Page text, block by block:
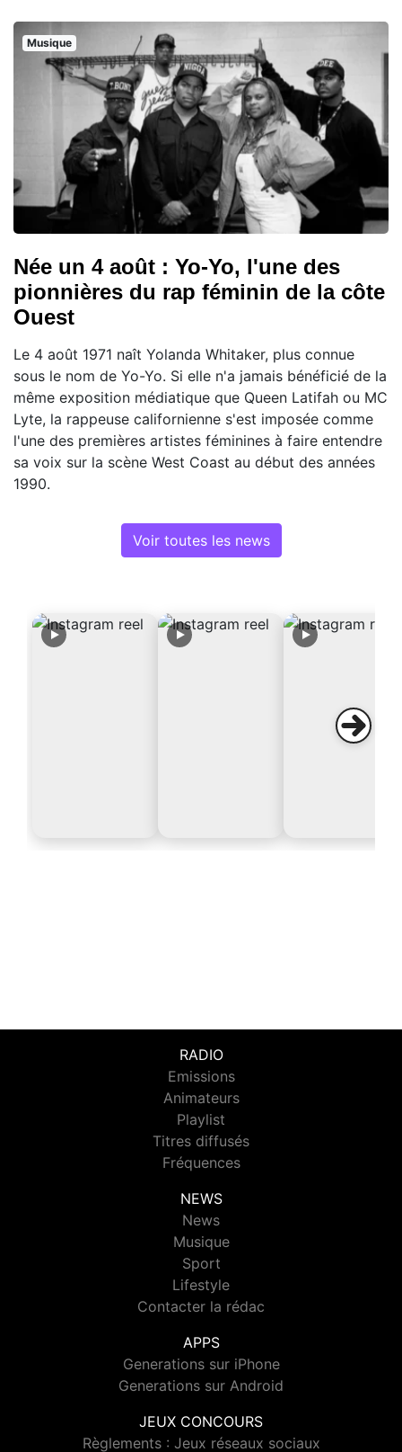
Musique
Née un 4 août : Yo-Yo, l'une des
pionnières du rap féminin de la côte
Ouest
Le 4 août 1971 naît Yolanda Whitaker, plus connue
sous le nom de Yo-Yo. Si elle n'a jamais bénéficié de la
même exposition médiatique que Queen Latifah ou MC
Lyte, la rappeuse californienne s'est imposée comme
l'une des premières artistes féminines à faire entendre
sa voix sur la scène West Coast au début des années
1990.
Voir toutes les news
RADIO
Emissions
Animateurs
Playlist
Titres diffusés
Fréquences
NEWS
News
Musique
Sport
Lifestyle
Contacter la rédac
APPS
Generations sur iPhone
Generations sur Android
JEUX CONCOURS
Règlements : Jeux réseaux sociaux